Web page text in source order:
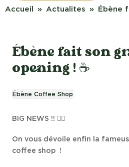
Accueil Actualites Ébène
Ébène fait son
opening ! ☕
Ébène Coffee Shop
BIG NEWS !! ❤️‍🔥
On vous dévoile enfin la
coffee shop !